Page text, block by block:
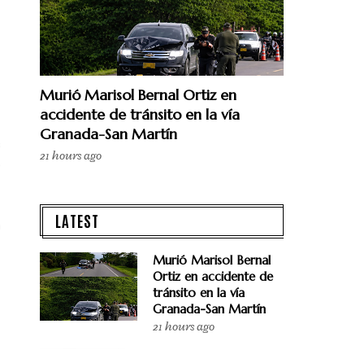
Murió Marisol Bernal Ortiz en
accidente de tránsito en la vía
Granada-San Martín
21 hours ago
LATEST
Murió Marisol Bernal
Ortiz en accidente de
tránsito en la vía
Granada-San Martín
21 hours ago